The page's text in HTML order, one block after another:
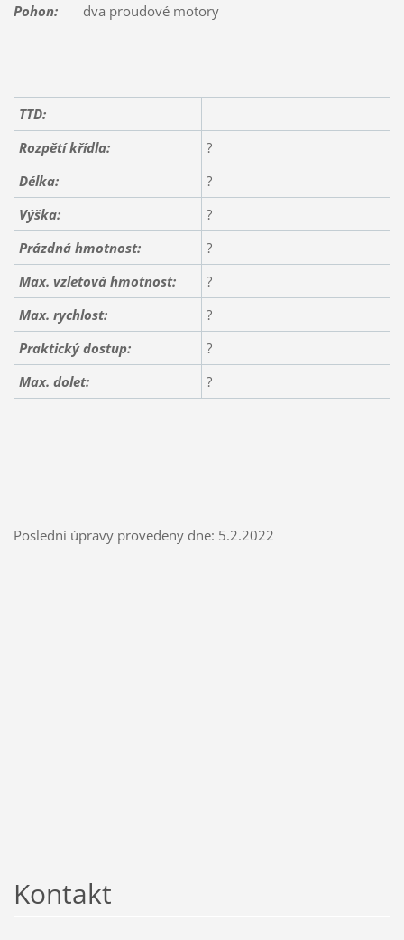
Pohon:dva proudové motory
TTD:
Rozpětí křídla:
?
Délka:
?
Výška:
?
Prázdná hmotnost:
?
Max. vzletová hmotnost:
?
Max. rychlost:
?
Praktický dostup:
?
Max. dolet:
?
Poslední úpravy provedeny dne: 5.2.2022
Kontakt